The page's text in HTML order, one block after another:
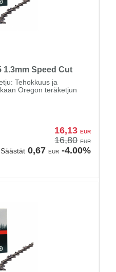
1.3mm Speed Cut
Tehokkuus ja
Oregon teräketjun
16,13 EUR
16,80 EUR
Säästät 0,67 EUR -4.00%